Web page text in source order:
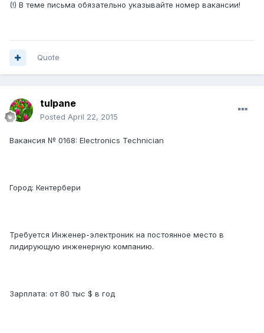
(!) В теме письма обязательно указывайте номер вакансии!
Quote
tulpane
Posted April 22, 2015
Вакансия № 0168: Electronics Technician
Город: Кентербери
Требуется Инженер-электроник на постоянное место в
лидирующую инженерную компанию.
Зарплата: от 80 тыс $ в год